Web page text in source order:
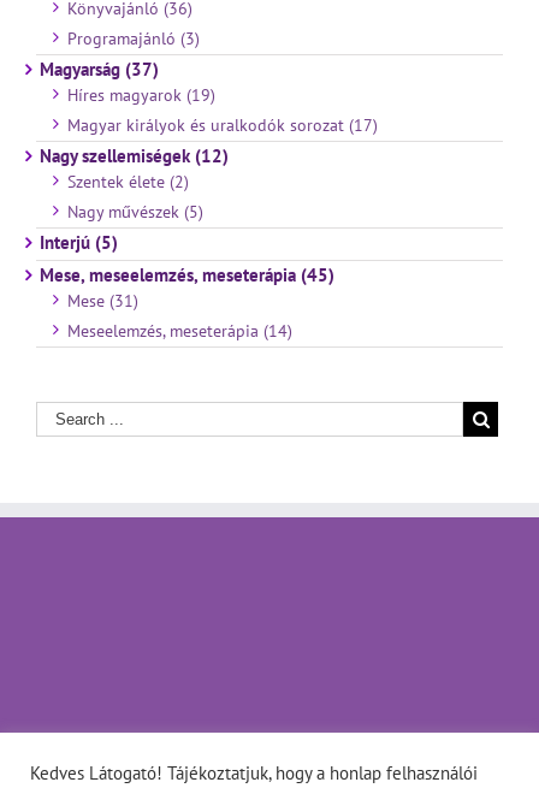
Könyvajánló (36)
Programajánló (3)
Magyarság (37)
Híres magyarok (19)
Magyar királyok és uralkodók sorozat (17)
Nagy szellemiségek (12)
Szentek élete (2)
Nagy művészek (5)
Interjú (5)
Mese, meseelemzés, meseterápia (45)
Mese (31)
Meseelemzés, meseterápia (14)
Kedves Látogató! Tájékoztatjuk, hogy a honlap felhasználói